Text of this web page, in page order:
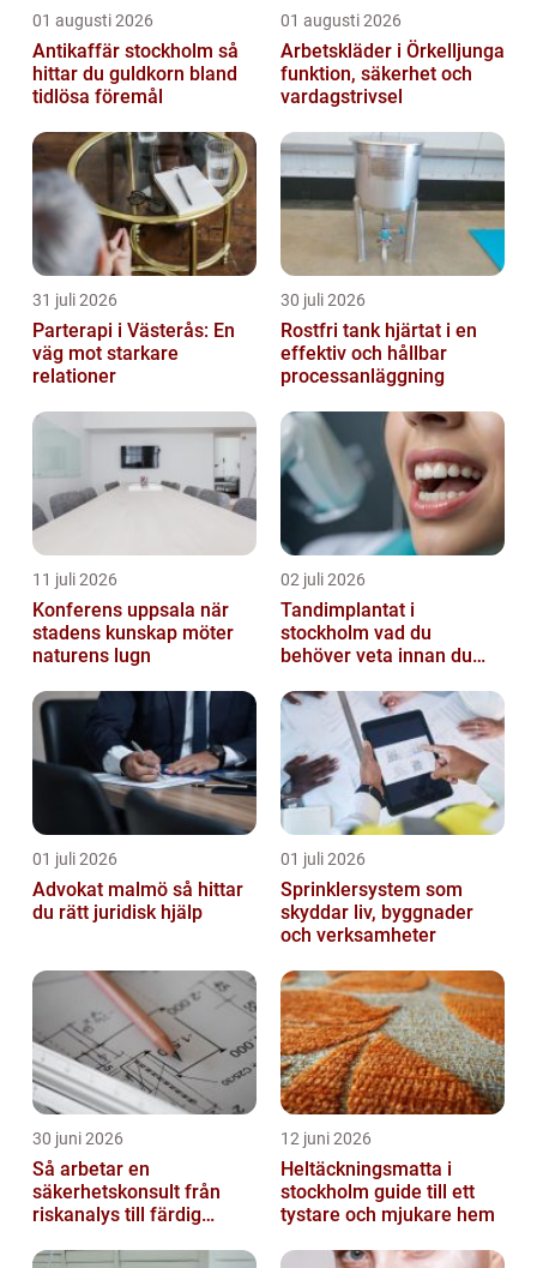
01 augusti 2026
Antikaffär stockholm så
hittar du guldkorn bland
tidlösa föremål
01 augusti 2026
Arbetskläder i Örkelljunga
funktion, säkerhet och
vardagstrivsel
31 juli 2026
Parterapi i Västerås: En
väg mot starkare
relationer
30 juli 2026
Rostfri tank hjärtat i en
effektiv och hållbar
processanläggning
11 juli 2026
Konferens uppsala när
stadens kunskap möter
naturens lugn
02 juli 2026
Tandimplantat i
stockholm vad du
behöver veta innan du
01 juli 2026
Advokat malmö så hittar
du rätt juridisk hjälp
01 juli 2026
Sprinklersystem som
skyddar liv, byggnader
och verksamheter
30 juni 2026
Så arbetar en
säkerhetskonsult från
riskanalys till färdig
12 juni 2026
Heltäckningsmatta i
stockholm guide till ett
tystare och mjukare hem